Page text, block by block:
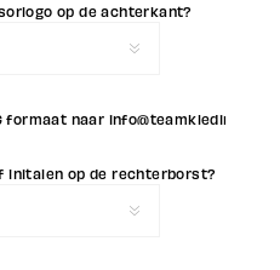
op de achterkant?
naar info@teamkleding.eu
initalen op de rechterborst?